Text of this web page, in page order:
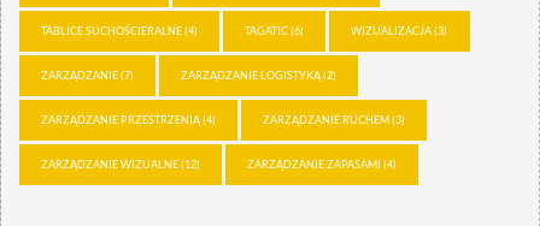
TABLICE SUCHOŚCIERALNE(4) TAGATIC(6) WIZUALIZACJA(3)
ZARZĄDZANIE(7) ZARZĄDZANIE LOGISTYKĄ(2)
ZARZĄDZANIE PRZESTRZENIĄ(4) ZARZĄDZANIE RUCHEM(3)
ZARZĄDZANIE WIZUALNE(12) ZARZĄDZANIE ZAPASAMI (4)